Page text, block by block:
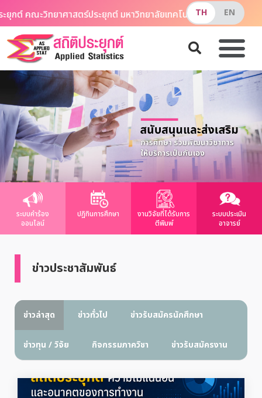
คณะวิทยาศาสตร์ประยุกต์ มหาวิทยาลัยเทคโนโลยีพระจอมเกล้าพระนค
ระบบคำร้อง
ออนไลน์
ปฎิทินการศึกษา
งานวิจัยที่ได้รับการ
ตีพิมพ์
ระบบประเมิน
อาจารย์
ข่าวประชาสัมพันธ์
ข่าวล่าสุด ข่าวทั่วไป ข่าวรับสมัครนักศึกษา
ข่าวทุน / วิจัย กิจกรรมภาควิชา ข่าวรับสมัครงาน